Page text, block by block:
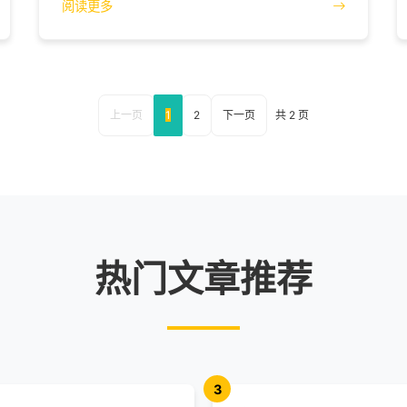
阅读更多
上一页 1 2 下一页 共 2 页
热门文章推荐
3